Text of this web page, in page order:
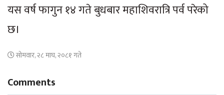
यस वर्ष फागुन १४ गते बुधबार महाशिवरात्रि पर्व परेको
छ।
सोमवार, २८ माघ, २०८१ गते
Comments